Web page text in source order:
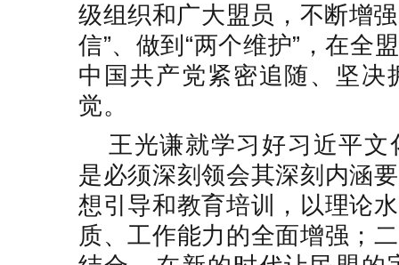
级组织和广大盟员，不断增
信”、做到“两个维护”，在全
中国共产党紧密追随、坚
觉。
王光谦就学习好习近平
是必须深刻领会其深刻内涵
想引导和教育培训，以理论
质、工作能力的全面增强；